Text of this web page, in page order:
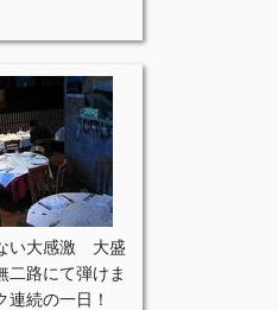
い大感激 大盛
路にて弾けま
連続の一日！